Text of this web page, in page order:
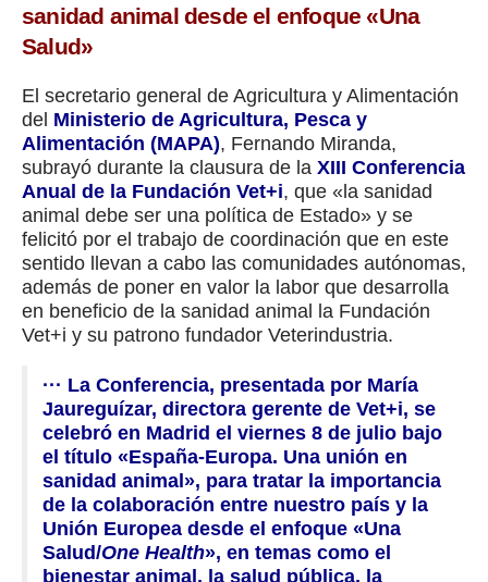
sanidad animal desde el enfoque «Una
Salud»
El secretario general de Agricultura y Alimentación
del Ministerio de Agricultura, Pesca y
Alimentación (MAPA), Fernando Miranda,
subrayó durante la clausura de la XIII Conferencia
Anual de la Fundación Vet+i, que «la sanidad
animal debe ser una política de Estado» y se
felicitó por el trabajo de coordinación que en este
sentido llevan a cabo las comunidades autónomas,
además de poner en valor la labor que desarrolla
en beneficio de la sanidad animal la Fundación
Vet+i y su patrono fundador Veterindustria.
··· La Conferencia, presentada por María
Jaureguízar, directora gerente de Vet+i, se
celebró en Madrid el viernes 8 de julio bajo
el título «España-Europa. Una unión en
sanidad animal», para tratar la importancia
de la colaboración entre nuestro país y la
Unión Europea desde el enfoque «Una
Salud/One Health», en temas como el
bienestar animal, la salud pública, la